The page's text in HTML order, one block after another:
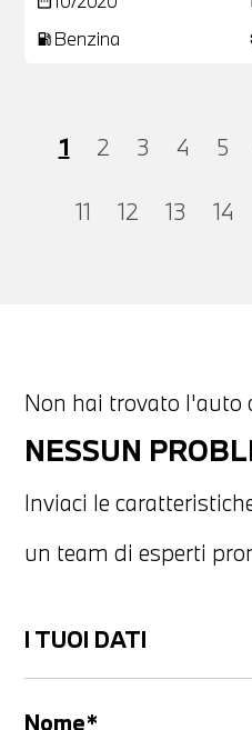
local_gas_station Benzina
1 2 3 4 5
11 12 13 14
Non hai trovato l'auto
NESSUN
Inviaci le
un team di esperti
I TUOI DATI
Nome*